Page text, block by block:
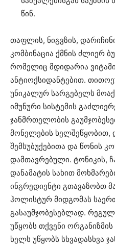
წინ.
თაფლის, ნიგვზის,
კომბინაცია ქმნის ძლიერ
რომელიც მდიდარია
ანტიოქსიდანტებით.
უნიკალურ სარგებელს
იმუნური სისტემის
ჯანმრთელობის
მონელების
შემსუბუქებითა და წონის
დამთავრებული. ტონიკის,
დანამატის სახით
ინგრედიენტი გთავაზობთ
ჰოლისტურ მიდგომას
გასაუმჯობესებლად.
უწყობს თქვენი
ხელს უწყობს სხვადასხვა